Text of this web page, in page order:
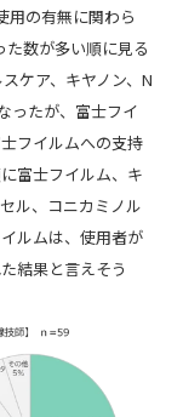
用の有無に関わら
数が多い順に見る
ケア、キヤノン、N
ったが、富士フイ
フイルムへの支持
富士フイルム、キ
ル、コニカミノル
ルムは、使用者が
結果と言えそう